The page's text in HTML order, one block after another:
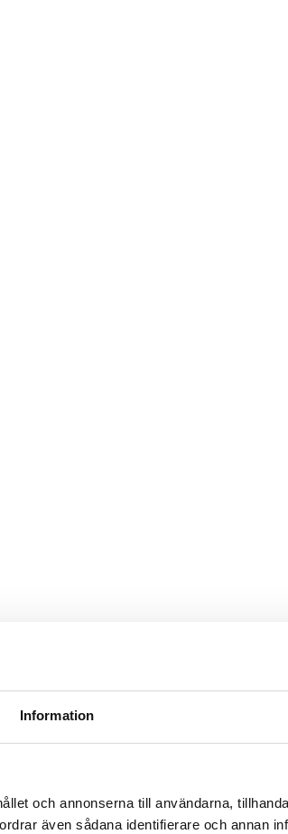
Information
och annonserna till användarna,
även sådana identifierare och annan